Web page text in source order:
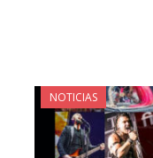
NOTICIAS